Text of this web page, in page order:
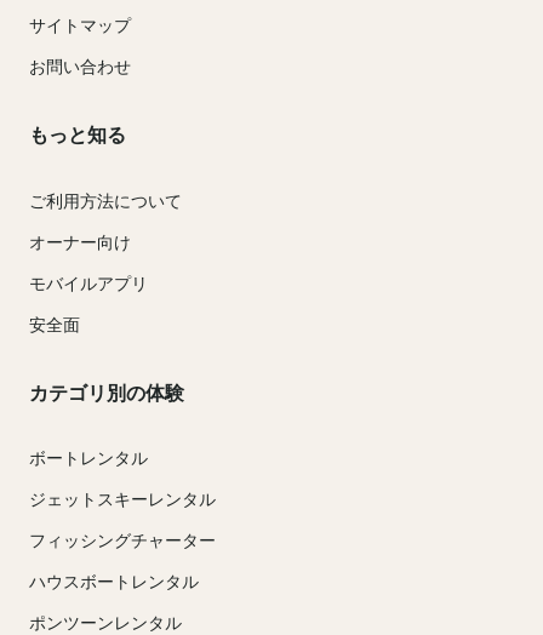
サイトマップ
お問い合わせ
もっと知る
ご利用方法について
オーナー向け
モバイルアプリ
安全面
カテゴリ別の体験
ボートレンタル
ジェットスキーレンタル
フィッシングチャーター
ハウスボートレンタル
ポンツーンレンタル